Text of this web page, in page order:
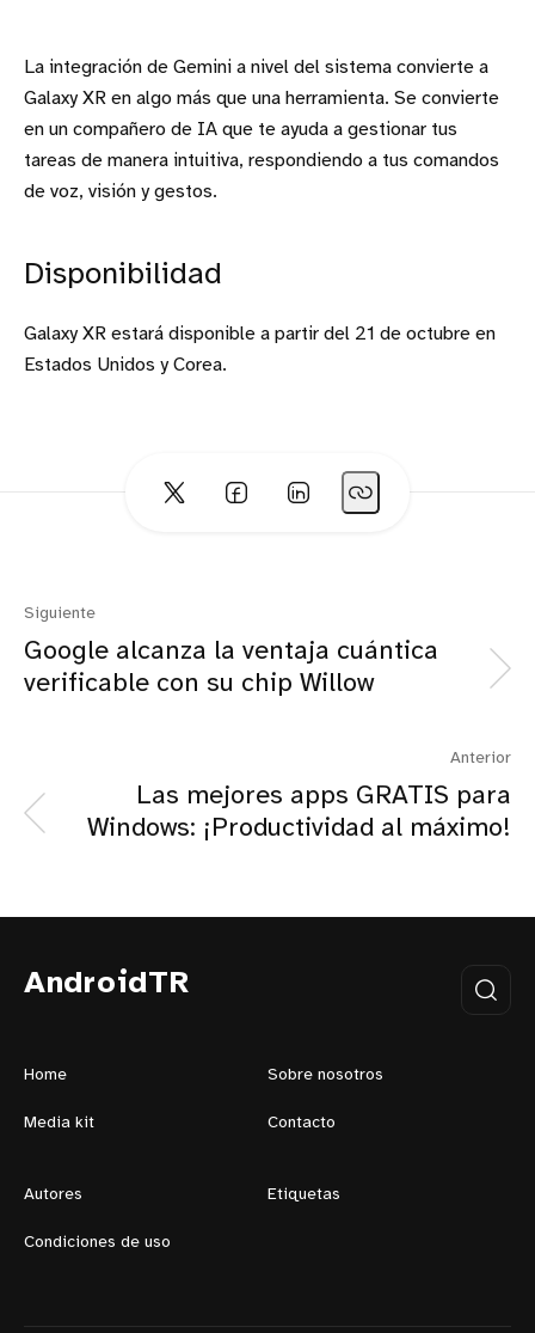
La integración de Gemini a nivel del sistema convierte a
Galaxy XR en algo más que una herramienta. Se convierte
en un compañero de IA que te ayuda a gestionar tus
tareas de manera intuitiva, respondiendo a tus comandos
de voz, visión y gestos.
Disponibilidad
Galaxy XR estará disponible a partir del 21 de octubre en
Estados Unidos y Corea.
Siguiente
Google alcanza la ventaja cuántica
verificable con su chip Willow
Anterior
Las mejores apps GRATIS para
Windows: ¡Productividad al máximo!
AndroidTR
Home Sobre nosotros
Media kit Contacto
Autores Etiquetas
Condiciones de uso